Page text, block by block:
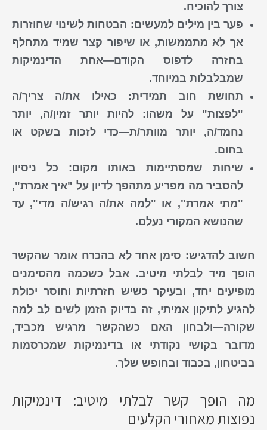
צורך להוכיח.
פער בין מילים למעשים: הבטחות לשינוי שחוזרות
אך לא מתממשות, או שיפור קצר שמיד מתחלף
בחזרה לדפוס הקודם—אחת הדינמיקות
שמבלבלות במיוחד.
תחושת חוב תמידית: כאילו את/ה צריך/ה
"לפצות" על משהו: להיות יותר זמין/ה, יותר
נחמד/ה, יותר מוותר/ת—כדי לזכות בשקט או
בחום.
שיחות שמסתיימות באותו מקום: כל ניסיון
להסביר מה מפריע מתהפך לדיון על "איך אמרת",
"מתי אמרת", או "למה את/ה רגיש/ה מדי", עד
שהנושא המקורי נעלם.
חשוב להדגיש: סימן אחד לא בהכרח אומר שהקשר
הופך מיד לבלתי מיטיב. אבל כשכמה מהסימנים
מופיעים יחד, ובעיקר כשיש חזרתיות וחוסר יכולת
להגיע לתיקון אמיתי, זה בדיוק הזמןלשים לב למה
שקורה—ולבחון האם כשהקשר מרגיש מכביד,
מדובר בקושי נקודתי או בדינמיקותשמכרסמות
בביטחון, בכבוד ובחופש שלך.
מה הופך קשר לבלתי מיטיב: דינמיקות
נפוצות מאחורי הקלעים